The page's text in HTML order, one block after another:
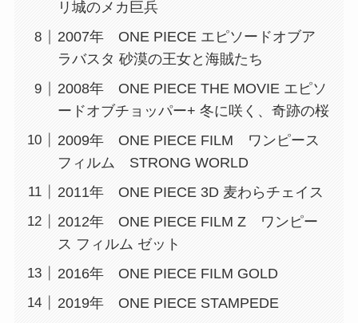
リ城のメカ巨兵
2007年 ONE PIECE エピソードオブア
ラバスタ 砂漠の王女と海賊たち
2008年 ONE PIECE THE MOVIE エピソ
ードオブチョッパー+ 冬に咲く、奇跡の桜
2009年 ONE PIECE FILM ワンピース
フィルム STRONG WORLD
2011年 ONE PIECE 3D 麦わらチェイス
2012年 ONE PIECE FILM Z ワンピー
ス フィルム ゼット
2016年 ONE PIECE FILM GOLD
2019年 ONE PIECE STAMPEDE